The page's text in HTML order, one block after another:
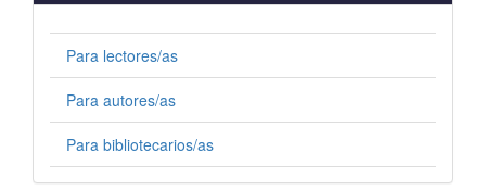
Para lectores/as
Para autores/as
Para bibliotecarios/as